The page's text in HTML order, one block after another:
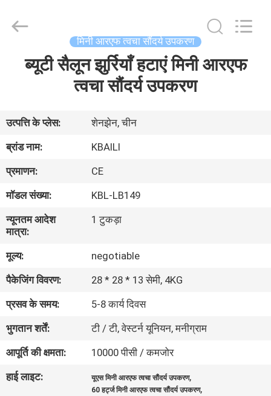
हमारे
बारे
कारखाना
गुणवत्ता
नियंत्रण
संपर्क
करें
Technology
Reserved.
मिनी आरएफ त्वचा सौंदर्य उपकरण
ब्यूटी सैलून झुर्रियाँ हटाएं मिनी आरएफ
त्वचा सौंदर्य उपकरण
उत्पत्ति के प्लेस:
शेनझेन, चीन
ब्रांड नाम:
KBAILI
प्रमाणन:
CE
मॉडल संख्या:
KBL-LB149
न्यूनतम आदेश
मात्रा:
1 टुकड़ा
मूल्य:
negotiable
पैकेजिंग विवरण:
28 * 28 * 13 सेमी, 4KG
प्रसव के समय:
5-8 कार्य दिवस
भुगतान शर्तें:
टी / टी, वेस्टर्न यूनियन, मनीग्राम
आपूर्ति की क्षमता:
10000 पीसी / कमजोर
हाई लाइट:
यूएस मिनी आरएफ त्वचा सौंदर्य उपकरण,
60 हर्ट्ज मिनी आरएफ त्वचा सौंदर्य उपकरण,